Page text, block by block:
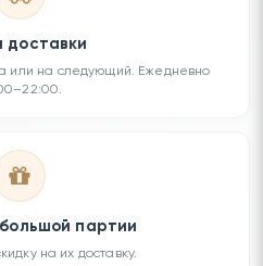
доставки
или на следующий. Ежедневно
партии
на их доставку.